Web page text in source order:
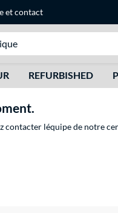
etcontact
REFURBISHED
contacter léquipe de notre